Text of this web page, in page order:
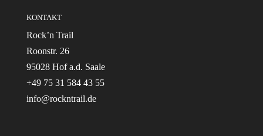
KONTAKT
Rock’n Trail
Roonstr. 26
95028 Hof a.d. Saale
+49 75 31 584 43 55
info@rockntrail.de